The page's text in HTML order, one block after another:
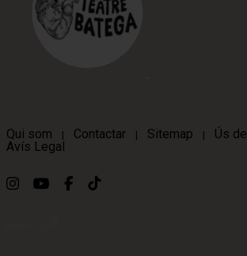
Qui som | Contactar | Sitemap | Ús
Avís Legal
Link a instagram
Link a youtube
Link a facebook
Link a ticktok